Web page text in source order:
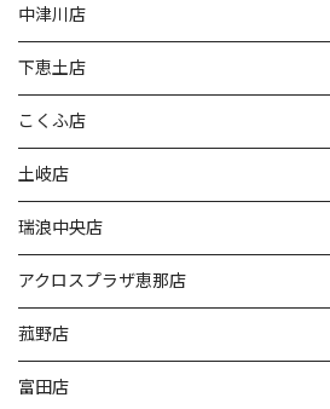
中津川店
下恵土店
こくふ店
土岐店
瑞浪中央店
アクロスプラザ恵那店
菰野店
富田店